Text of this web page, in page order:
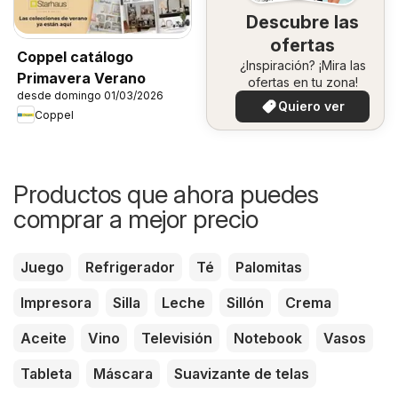
Coppel catálogo
Primavera Verano
desde domingo 01/03/2026
Coppel
Descubre las
ofertas
¿Inspiración? ¡Mira las
ofertas en tu zona!
Quiero ver
Productos que ahora puedes
comprar a mejor precio
Juego Refrigerador Té
Palomitas
Impresora
Silla Leche Sillón
Crema
Aceite
Vino Televisión Notebook
Vasos
Tableta
Máscara Suavizante de telas